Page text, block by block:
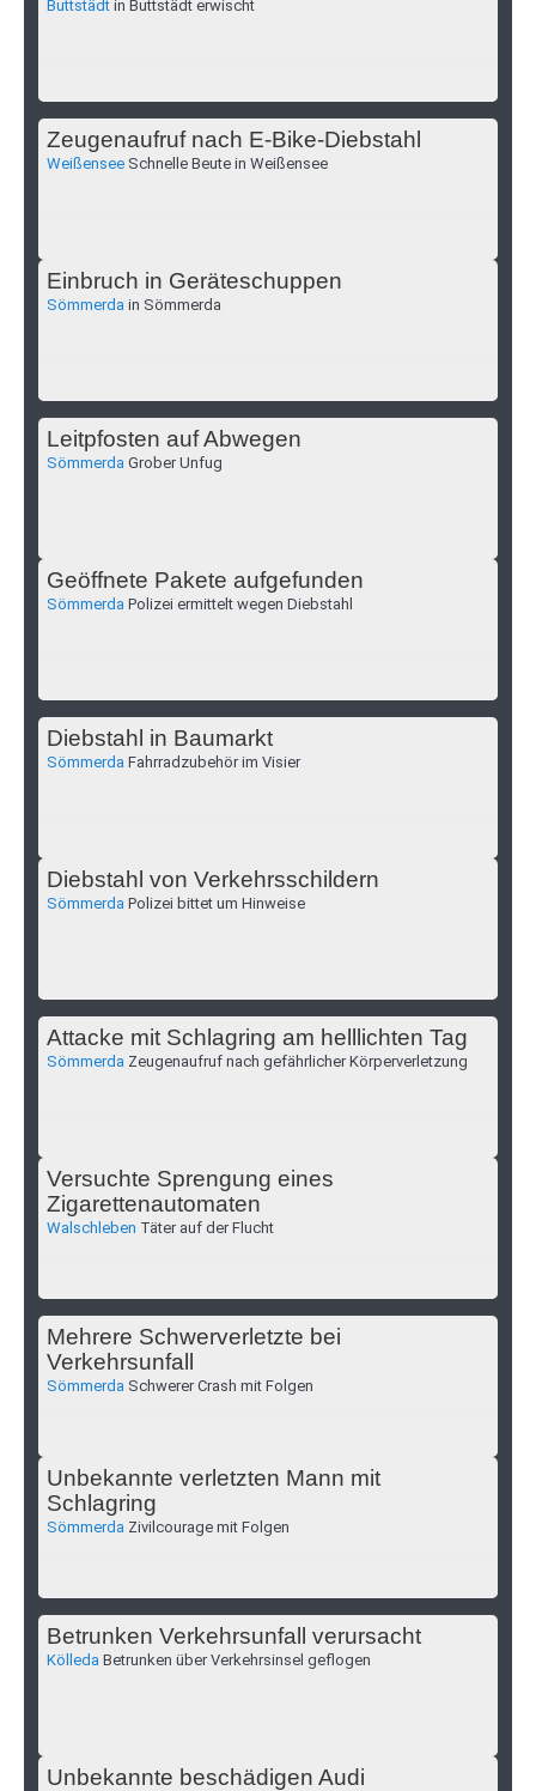
Buttstädt in Buttstädt erwischt
Zeugenaufruf nach E-Bike-Diebstahl
Weißensee Schnelle Beute in Weißensee
Einbruch in Geräteschuppen
Sömmerda in Sömmerda
Leitpfosten auf Abwegen
Sömmerda Grober Unfug
Geöffnete Pakete aufgefunden
Sömmerda Polizei ermittelt wegen Diebstahl
Diebstahl in Baumarkt
Sömmerda Fahrradzubehör im Visier
Diebstahl von Verkehrsschildern
Sömmerda Polizei bittet um Hinweise
Attacke mit Schlagring am helllichten Tag
Sömmerda Zeugenaufruf nach gefährlicher Körperverletzung
Versuchte Sprengung eines
Zigarettenautomaten
Walschleben Täter auf der Flucht
Mehrere Schwerverletzte bei
Verkehrsunfall
Sömmerda Schwerer Crash mit Folgen
Unbekannte verletzten Mann mit
Schlagring
Sömmerda Zivilcourage mit Folgen
Betrunken Verkehrsunfall verursacht
Kölleda Betrunken über Verkehrsinsel geflogen
Unbekannte beschädigen Audi